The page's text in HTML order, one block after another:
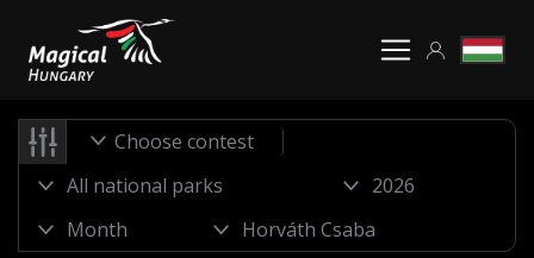
Choose contest